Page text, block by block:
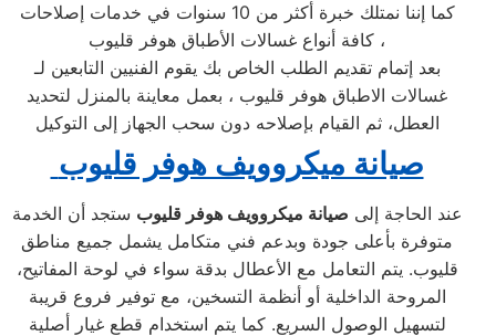
كما إننا نمتلك خبرة أكثر من 10 سنوات في خدمات إصلاحات
كافة أنواع غسالات الأطباق هوفر قليوب ،
بعد إتمام تقديم الطلب الخاص بك يقوم الفنيين التابعين لـ
غسالات الاطباق هوفر قليوب ، بعمل معاينة بالمنزل لتحديد
العطل، ثم القيام بإصلاحه دون سحب الجهاز إلى التوكيل
صيانة ميكروويف هوفر قليوب
عند الحاجة إلى صيانة ميكروويف هوفر قليوب ستجد أن الخدمة
متوفرة بأعلى جودة وبدعم فني متكامل يشمل جميع مناطق
قليوب. يتم التعامل مع الأعطال بدقة سواء في لوحة المفاتيح،
المروحة الداخلية أو أنظمة التسخين، مع توفير فروع قريبة
لتسهيل الوصول السريع. كما يتم استخدام قطع غيار أصلية